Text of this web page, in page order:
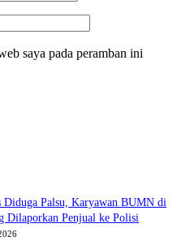
saya pada peramban ini
Diduga Palsu, Karyawan BUMN di
Dilaporkan Penjual ke Polisi